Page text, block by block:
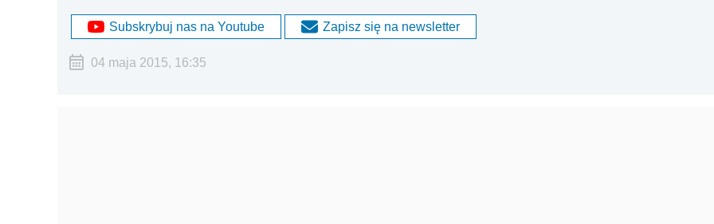
Subskrybuj nas na Youtube Zapisz się na newsletter
04 maja 2015, 16:35